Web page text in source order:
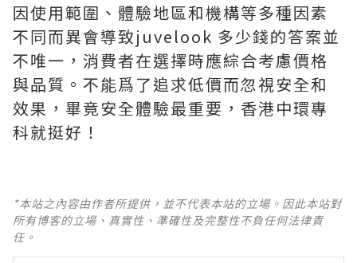
因使用範圍、體驗地區和機構等多種因素
不同而異會導致juvelook 多少錢的答案並
不唯一，消費者在選擇時應綜合考慮價格
與品質。不能爲了追求低價而忽視安全和
效果，畢竟安全體驗最重要，香港中環專
科就挺好！
*本站之內容由作者所提供，並不代表本站的立場。因此本站對
所有博客的立場、真實性、準確性及完整性不負任何法律責
任。